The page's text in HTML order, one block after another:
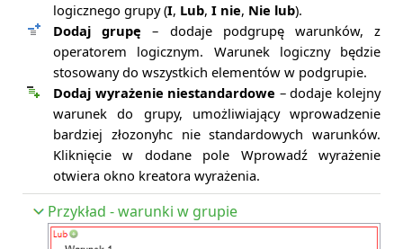
logicznego grupy (I, Lub, I nie, Nie lub).
Dodaj grupę – dodaje podgrupę warunków, z
operatorem logicznym. Warunek logiczny będzie
stosowany do wszystkich elementów w podgrupie.
Dodaj wyrażenie niestandardowe – dodaje kolejny
warunek do grupy, umożliwiający wprowadzenie
bardziej złozonyhc nie standardowych warunków.
Kliknięcie w dodane pole Wprowadź wyrażenie
otwiera okno kreatora wyrażenia.
Przykład - warunki w grupie